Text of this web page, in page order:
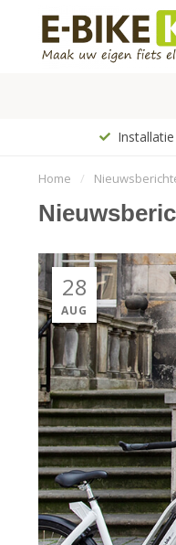
Home /
28
AUG